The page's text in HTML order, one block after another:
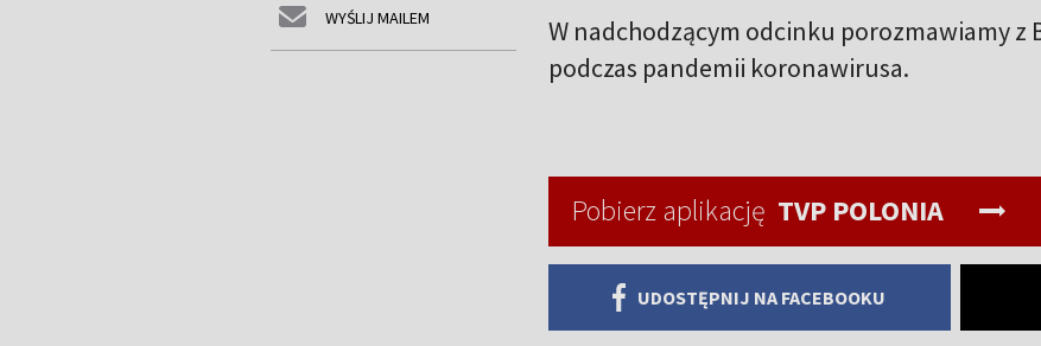
WYŚLIJ MAILEM
W nadchodzącym odcinku porozmawiamy z
podczas pandemii koronawirusa.
Pobierz aplikację TVP POLONIA
UDOSTĘPNIJ NA FACEBOOKU